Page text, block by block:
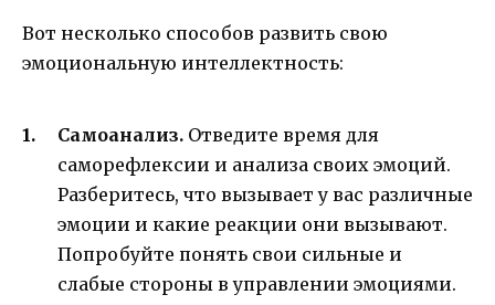
Вот несколько способов развить свою
эмоциональную интеллектность:
Самоанализ. Отведите время для
саморефлексии и анализа своих эмоций.
Разберитесь, что вызывает у вас различные
эмоции и какие реакции они вызывают.
Попробуйте понять свои сильные и
слабые стороны в управлении эмоциями.